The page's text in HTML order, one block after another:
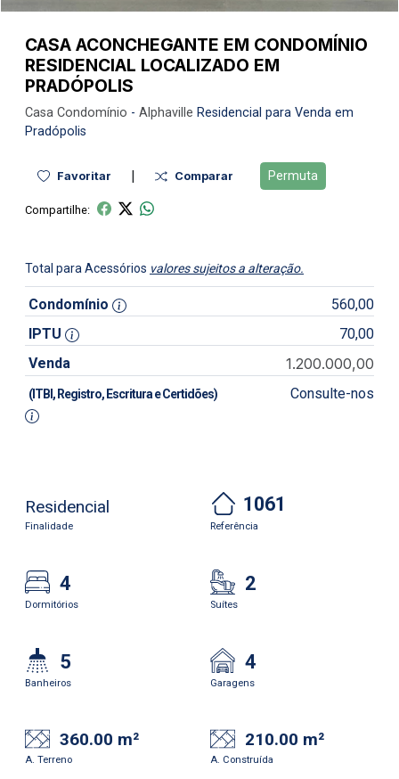
CASA ACONCHEGANTE EM CONDOMÍNIO
RESIDENCIAL LOCALIZADO EM
PRADÓPOLIS
Casa Condomínio - Alphaville Residencial para Venda em
Pradópolis
Favoritar | Comparar Permuta
Compartilhe:
Total para Acessórios valores sujeitos a alteração.
Condomínio
560,00
IPTU
70,00
Venda
1.200.000,00
(ITBI, Registro, Escritura e Certidões) Consulte-nos
Residencial
Finalidade
1061
Referência
4
Dormitórios
2
Suítes
5
Banheiros
4
Garagens
360.00 m²
A. Terreno
210.00 m²
A. Construída